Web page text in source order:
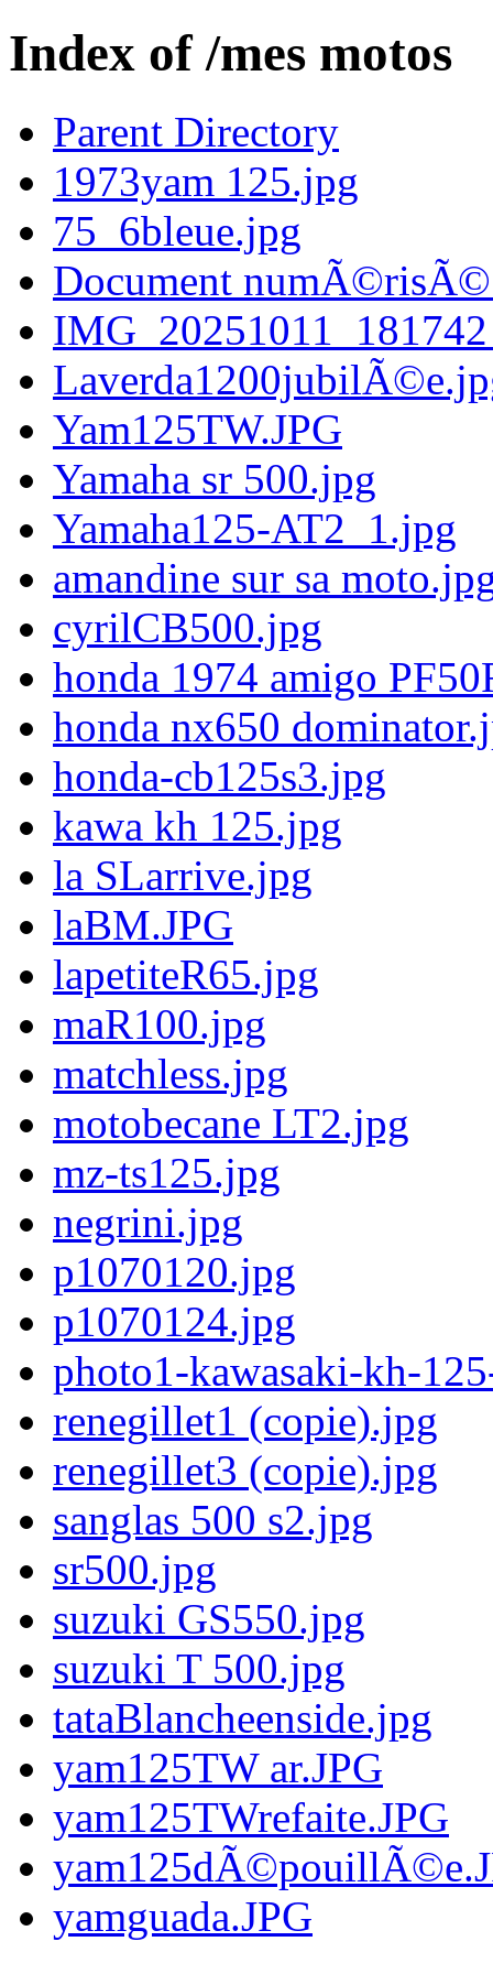
Index of /mes motos
Parent Directory
1973yam 125.jpg
75_6bleue.jpg
Document
Yam125TW.JPG
Yamaha sr 500.jpg
Yamaha125-AT2_1.jpg
amandine sur sa
cyrilCB500.jpg
honda 1974 amigo
honda nx650
honda-cb125s3.jpg
kawa kh 125.jpg
la SLarrive.jpg
laBM.JPG
lapetiteR65.jpg
maR100.jpg
matchless.jpg
motobecane LT2.jpg
mz-ts125.jpg
negrini.jpg
p1070120.jpg
p1070124.jpg
photo1-kawasaki-kh-
renegillet1 (copie).jpg
renegillet3 (copie).jpg
sanglas 500 s2.jpg
sr500.jpg
suzuki GS550.jpg
suzuki T 500.jpg
tataBlancheenside.jpg
yam125TW ar.JPG
yam125TWrefaite.JPG
yamguada.JPG